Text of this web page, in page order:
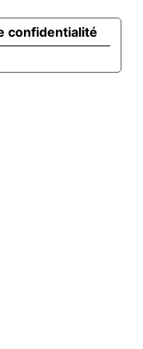
confidentialité